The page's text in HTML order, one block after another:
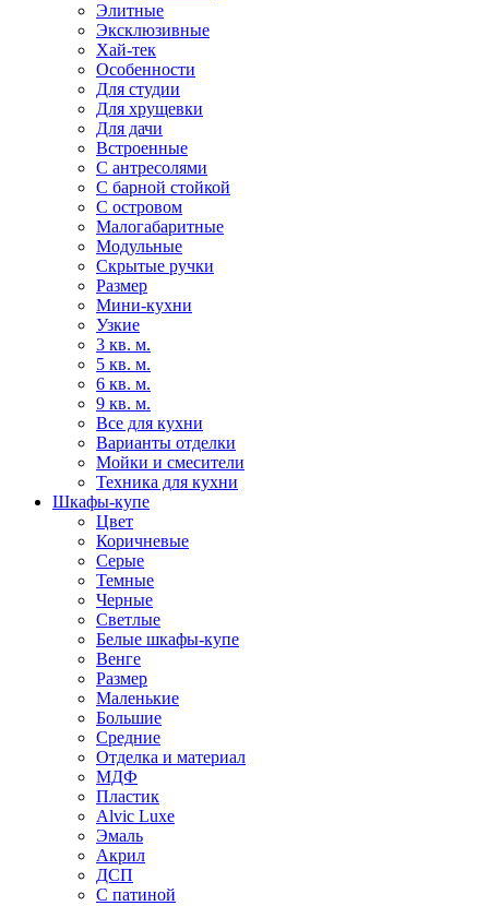
Элитные
Эксклюзивные
Хай-тек
Особенности
Для студии
Для хрущевки
Для дачи
Встроенные
С антресолями
С барной стойкой
С островом
Малогабаритные
Модульные
Скрытые ручки
Размер
Мини-кухни
Узкие
3 кв. м.
5 кв. м.
6 кв. м.
9 кв. м.
Все для кухни
Варианты отделки
Мойки и смесители
Техника для кухни
Шкафы-купе
Цвет
Коричневые
Серые
Темные
Черные
Светлые
Белые шкафы-купе
Венге
Размер
Маленькие
Большие
Средние
Отделка и материал
МДФ
Пластик
Alvic Luxe
Эмаль
Акрил
ДСП
С патиной